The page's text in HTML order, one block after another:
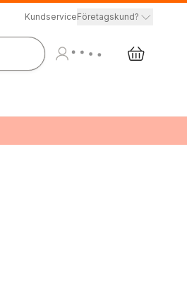
KundserviceFöretagskund?